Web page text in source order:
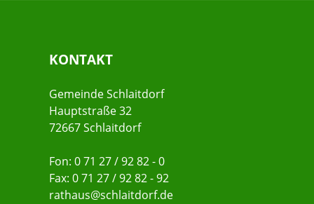
KONTAKT
Gemeinde Schlaitdorf
Hauptstraße 32
72667 Schlaitdorf
Fon: 0 71 27 / 92 82 - 0
Fax: 0 71 27 / 92 82 - 92
rathaus@schlaitdorf.de